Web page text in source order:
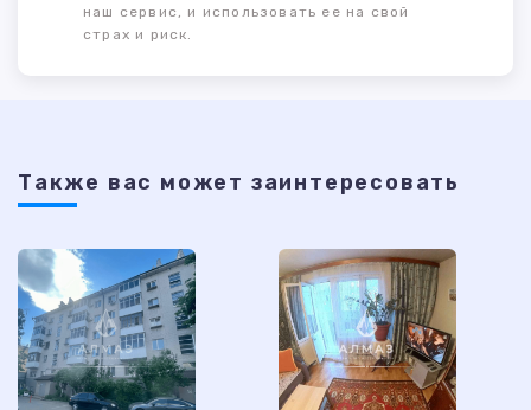
наш сервис, и использовать ее на свой
страх и риск.
Также ваc может заинтересовать